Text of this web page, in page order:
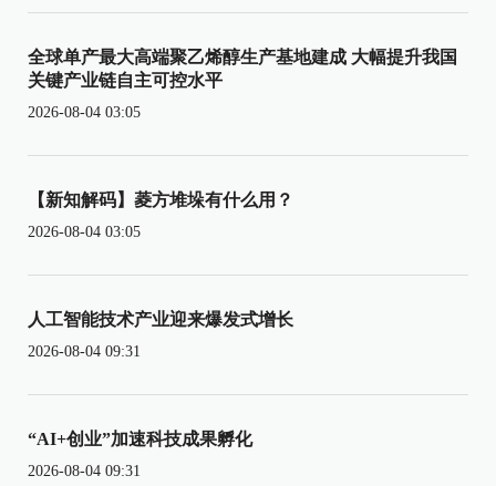
全球单产最大高端聚乙烯醇生产基地建成 大幅提升我国
关键产业链自主可控水平
2026-08-04 03:05
【新知解码】菱方堆垛有什么用？
2026-08-04 03:05
人工智能技术产业迎来爆发式增长
2026-08-04 09:31
“AI+创业”加速科技成果孵化
2026-08-04 09:31